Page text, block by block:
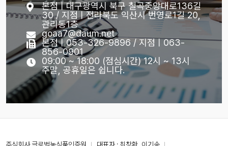
본점ㅣ대구광역시 북구 칠곡중앙대로136길
30 / 지점ㅣ전라북도 익산시 번영로1길 20,
관리동1층
goaa7@daum.net
본점ㅣ053-326-9896 / 지점ㅣ063-
856-0901
09:00 ~ 18:00 (점심시간) 12시 ~ 13시
주말, 공휴일은 쉽니다.